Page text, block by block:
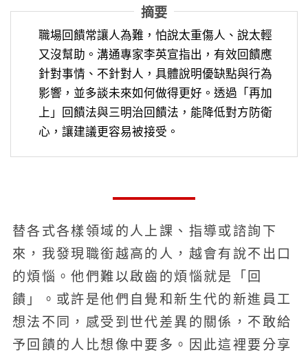
摘要
職場回饋常讓人為難，怕說太重傷人、說太輕
又沒幫助。溝通專家李英宣指出，有效回饋應
針對事情、不針對人，具體說明優缺點與行為
影響，並多談未來如何做得更好。透過「再加
上」回饋法與三明治回饋法，能降低對方防衛
心，讓建議更容易被接受。
替各式各樣領域的人上課、指導或諮詢下
來，我發現職銜越高的人，越會有說不出口
的煩惱。他們難以啟齒的煩惱就是「回
饋」。或許是他們自覺和新生代的新進員工
想法不同，感受到世代差異的關係，不敢給
予回饋的人比想像中要多。因此這裡要分享